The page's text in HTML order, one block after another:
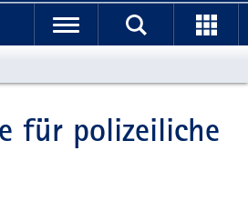
für polizeiliche